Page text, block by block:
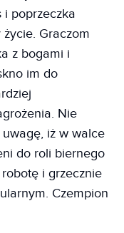
i poprzeczka
Graczom
z bogami i
im do
Nie
uwagę, iż w walce
do roli biernego
i grzecznie
Czempion